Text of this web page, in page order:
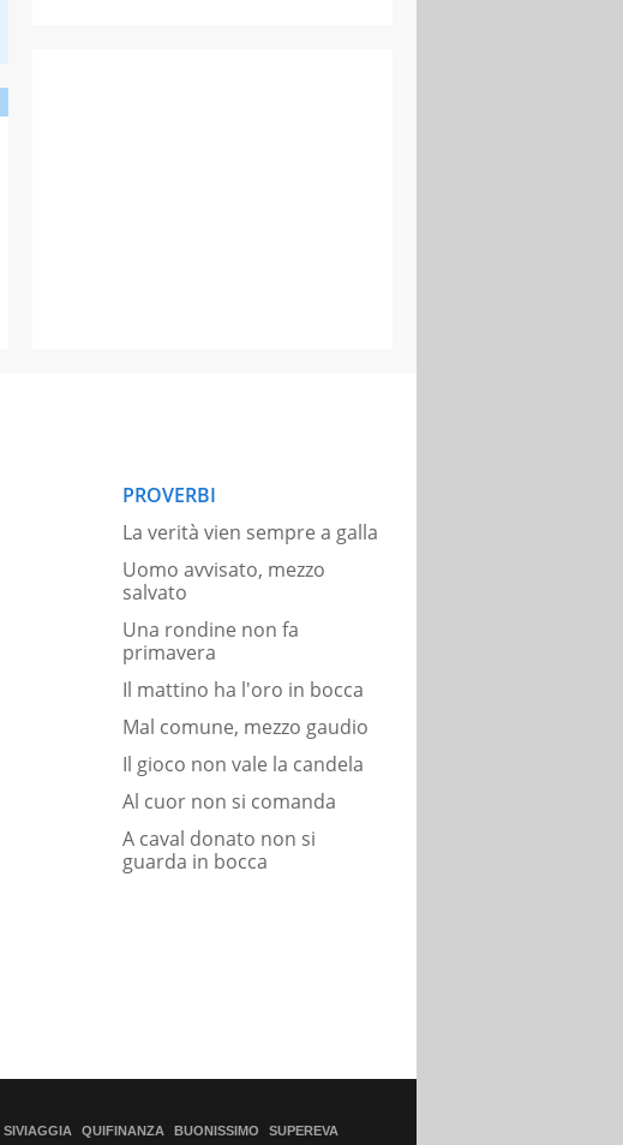
PROVERBI
La verità vien sempre a galla
Uomo avvisato, mezzo
salvato
Una rondine non fa
primavera
Il mattino ha l'oro in bocca
Mal comune, mezzo gaudio
Il gioco non vale la candela
Al cuor non si comanda
A caval donato non si
guarda in bocca
SIVIAGGIA QUIFINANZA BUONISSIMO SUPEREVA